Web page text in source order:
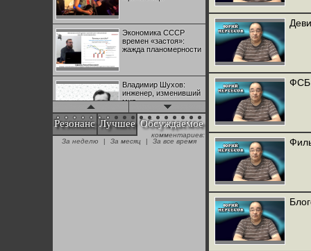
Экономика СССР
времен «застоя»:
жажда планомерности
Владимир Шухов:
инженер, изменивший
мир
"Аркадий Коц" на
эгалите-фесте "Не
Резонанс Лучшее Обсуждаемое
комментариев:
За неделю
| За месяц | За все время
ФСБ